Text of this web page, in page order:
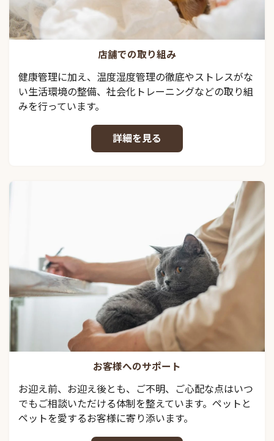
店舗での取り組み
健康管理に加え、温度湿度管理の徹底やストレスがな
い生活環境の整備、社会化トレーニングなどの取り組
みを行っています。
詳細を見る
お客様へのサポート
お迎え前、お迎え後とも、ご不明、ご心配な点はいつ
でもご相談いただける体制を整えています。ペットと
ペットを愛するお客様に寄り添います。